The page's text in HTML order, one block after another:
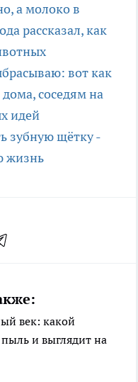
а молоко в
рассказал, как
вот как
соседям на
идей
зубную щётку -
жизнь
век: какой
и выглядит на